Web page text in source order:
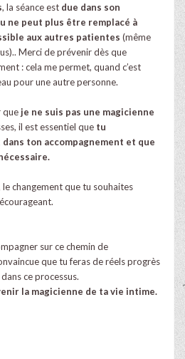
, la séance est due dans son
ne peut plus être remplacé à
aux autres patientes (même
Merci de prévenir dès que
: cela me permet, quand c’est
pour une autre personne.
queje ne suis pas une magicienne
il est essentiel que tu
ton accompagnement et que
changement que tu souhaites
sur ce chemin de
que tu feras de réels progrès
ce processus.
la magicienne de ta vie intime.